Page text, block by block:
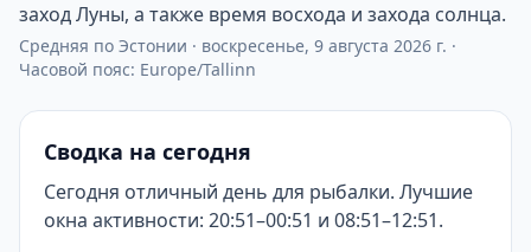
заход Луны, а также время восхода и захода солнца.
Средняя по Эстонии · воскресенье, 9 августа 2026 г. ·
Часовой пояс: Europe/Tallinn
Сводка на сегодня
Сегодня отличный день для рыбалки. Лучшие
окна активности: 20:51–00:51 и 08:51–12:51.